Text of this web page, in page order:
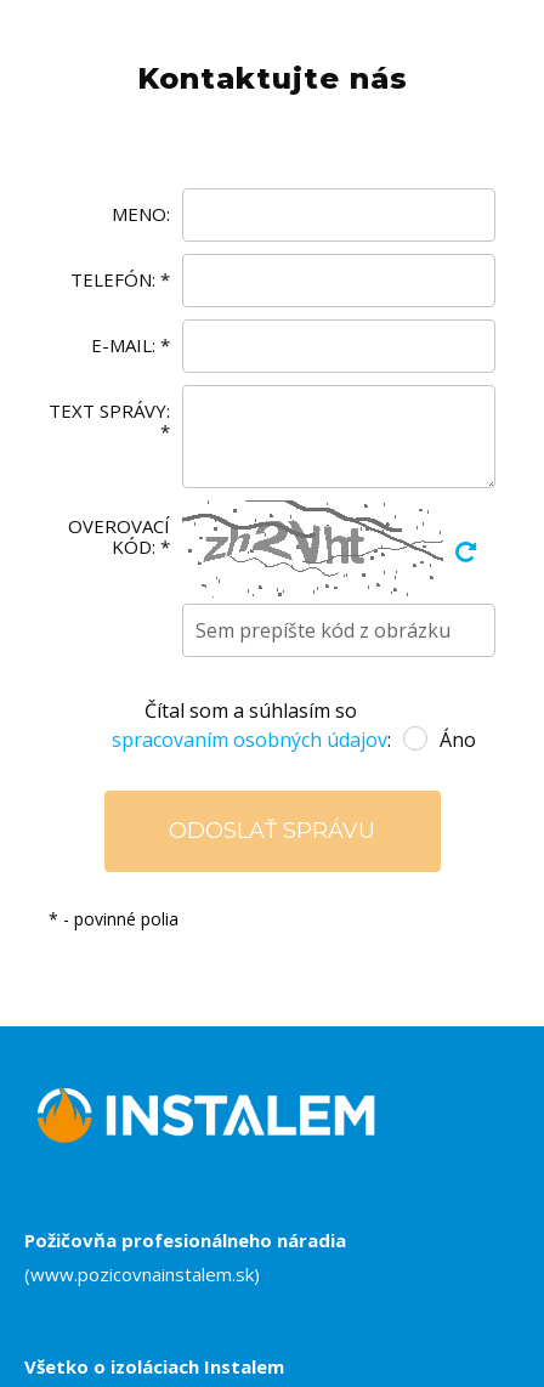
Kontaktujte nás
MENO:
TELEFÓN: *
E-MAIL: *
TEXT SPRÁVY:
*
OVEROVACÍ
KÓD: *
Čítal som a súhlasím so
spracovaním osobných údajov: Áno
* - povinné polia
Požičovňa profesionálneho náradia
(www.pozicovnainstalem.sk)
Všetko o izoláciach Instalem